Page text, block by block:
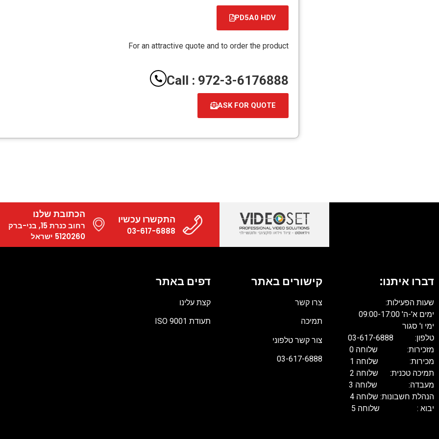
PD5A0 HDV
For an attractive quote and to order the product
Call : 972-3-6176888
ASK FOR QUOTE
התקשרו עכשיו
03-617-6888
הכתובת שלנו
רחוב כנרת 15, בני-ברק
5120260 ישראל
דברו איתנו:
שעות הפעילות:
ימים א'-ה' 09:00-17:00
ימי ו' סגור
טלפון: 03-617-6888
מזכירות: שלוחה 0
מכירות: שלוחה 1
תמיכה טכנית: שלוחה 2
מעבדה: שלוחה 3
הנהלת חשבונות: שלוחה 4
יבוא : שלוחה 5
קישורים באתר
צרו קשר
תמיכה
צור קשר טלפוני
03-617-6888
דפים באתר
קצת עלינו
תעודת ISO 9001